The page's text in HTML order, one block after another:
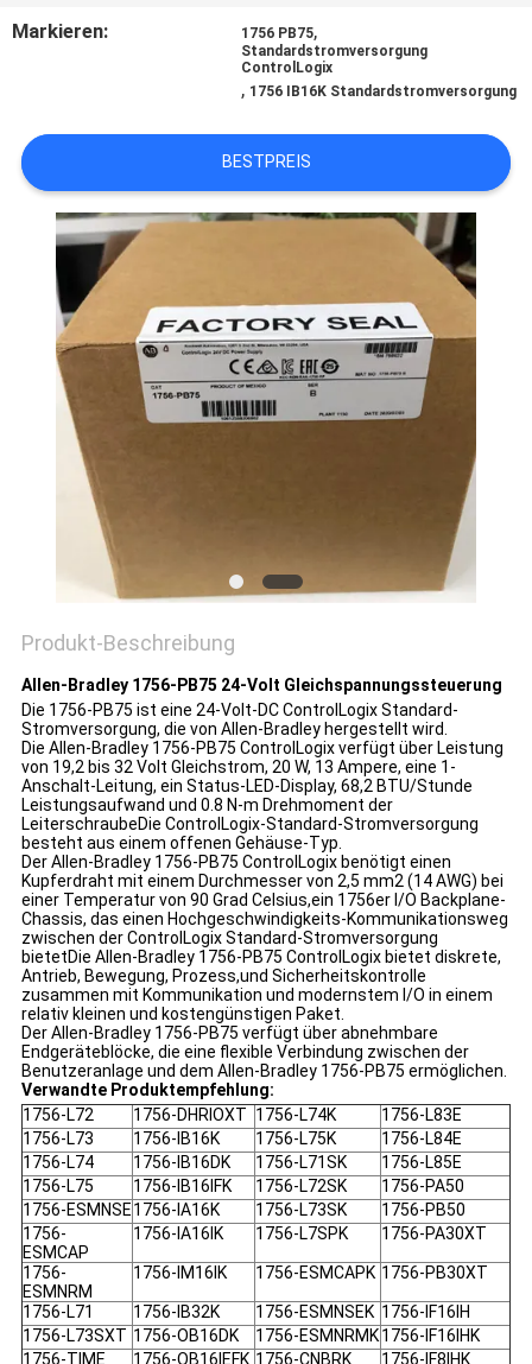
ANGEBOT
SITEMAP
DATENSCHUTZRICHTLINIE
Markieren: 1756 PB75,
Standardstromversorgung
ControlLogix
, 1756 IB16K Standardstromversorgung
BESTPREIS
Produkt-Beschreibung
Allen-Bradley 1756-PB75 24-Volt Gleichspannungssteuerung
Die 1756-PB75 ist eine 24-Volt-DC ControlLogix Standard-
Stromversorgung, die von Allen-Bradley hergestellt wird.
Die Allen-Bradley 1756-PB75 ControlLogix verfügt über Leistung
von 19,2 bis 32 Volt Gleichstrom, 20 W, 13 Ampere, eine 1-
Anschalt-Leitung, ein Status-LED-Display, 68,2 BTU/Stunde
Leistungsaufwand und 0.8 N-m Drehmoment der
LeiterschraubeDie ControlLogix-Standard-Stromversorgung
besteht aus einem offenen Gehäuse-Typ.
Der Allen-Bradley 1756-PB75 ControlLogix benötigt einen
Kupferdraht mit einem Durchmesser von 2,5 mm2 (14 AWG) bei
einer Temperatur von 90 Grad Celsius,ein 1756er I/O Backplane-
Chassis, das einen Hochgeschwindigkeits-Kommunikationsweg
zwischen der ControlLogix Standard-Stromversorgung
bietetDie Allen-Bradley 1756-PB75 ControlLogix bietet diskrete,
Antrieb, Bewegung, Prozess,und Sicherheitskontrolle
zusammen mit Kommunikation und modernstem I/O in einem
relativ kleinen und kostengünstigen Paket.
Der Allen-Bradley 1756-PB75 verfügt über abnehmbare
Endgeräteblöcke, die eine flexible Verbindung zwischen der
Benutzeranlage und dem Allen-Bradley 1756-PB75 ermöglichen.
Verwandte Produktempfehlung:
1756-L72
1756-DHRIOXT 1756-L74K
1756-L83E
1756-L73
1756-IB16K 1756-L75K
1756-L84E
1756-L74
1756-IB16DK 1756-L71SK
1756-L85E
1756-L75
1756-IB16IFK 1756-L72SK
1756-PA50
1756-ESMNSE1756-IA16K 1756-L73SK
1756-PB50
1756-
ESMCAP
1756-IA16IK 1756-L7SPK 1756-PA30XT
1756-
ESMNRM
1756-IM16IK 1756-ESMCAPK 1756-PB30XT
1756-L71 1756-IB32K 1756-ESMNSEK 1756-IF16IH
1756-L73SXT 1756-OB16DK 1756-ESMNRMK1756-IF16IHK
1756-TIME
1756-OB16IEFK 1756-CNBRK 1756-IF8IHK